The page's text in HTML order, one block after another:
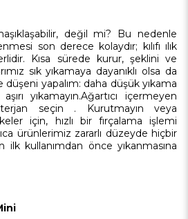
değil mi? Bu nedenle
son derece kolaydır; kılıfı ılık
Kısa sürede kurur, şeklini ve
sık yıkamaya dayanıklı olsa da
yapalım: daha düşük yıkama
yıkamayın.Ağartıcı içermeyen
seçin . Kurutmayın veya
için, hızlı bir fırçalama işlemi
ürünlerimiz zararlı düzeyde hiçbir
kullanımdan önce yıkanmasına